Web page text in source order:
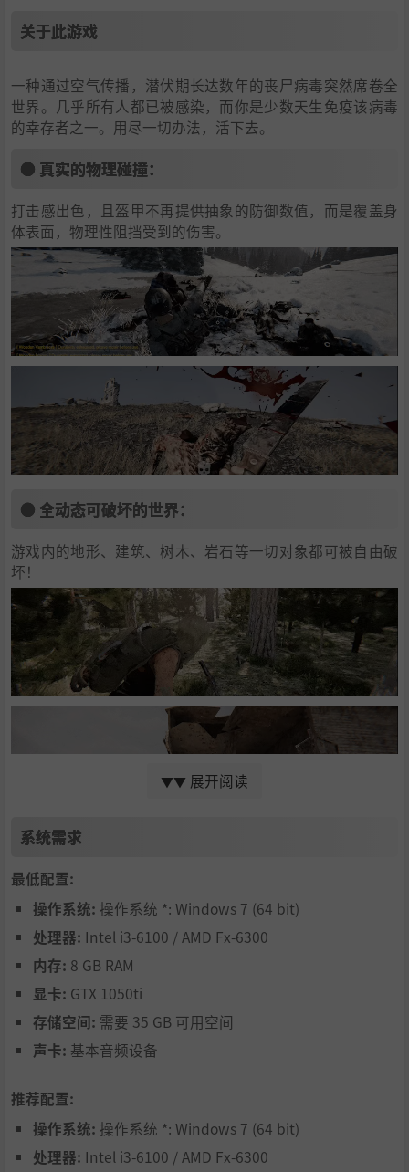
关于此游戏
一种通过空气传播，潜伏期长达数年的丧尸病毒突然席卷全
世界。几乎所有人都已被感染，而你是少数天生免疫该病毒
的幸存者之一。用尽一切办法，活下去。
● 真实的物理碰撞：
打击感出色，且盔甲不再提供抽象的防御数值，而是覆盖身
体表面，物理性阻挡受到的伤害。
● 全动态可破坏的世界：
游戏内的地形、建筑、树木、岩石等一切对象都可被自由破
坏！
● 自由拼接的载具：
任何建筑材料都可以被拼接成脑洞大开的移动基地！编写Lu
a代码精确控制载具，不懂代码也可开箱即用。
▼▼ 展开阅读
系统需求
最低配置:
操作系统: 操作系统 *: Windows 7 (64 bit)
处理器: Intel i3-6100 / AMD Fx-6300
内存: 8 GB RAM
显卡: GTX 1050ti
存储空间: 需要 35 GB 可用空间
声卡: 基本音频设备
推荐配置:
操作系统: 操作系统 *: Windows 7 (64 bit)
处理器: Intel i3-6100 / AMD Fx-6300